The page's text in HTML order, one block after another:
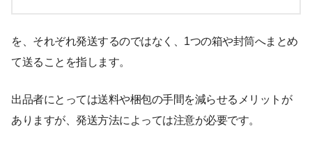
を、それぞれ発送するのではなく、1つの箱や封筒へまとめ
て送ることを指します。
出品者にとっては送料や梱包の手間を減らせるメリットが
ありますが、発送方法によっては注意が必要です。